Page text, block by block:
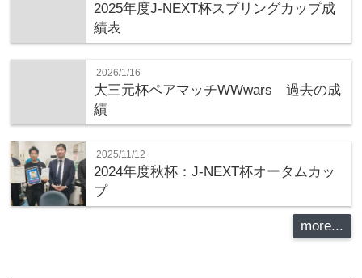
2025年度J-NEXT杯スプリングカップ成
績表
2026/1/16
大三元杯ペアマッチWWwars 過去の成
績
2025/11/12
2024年度秋杯：J-NEXT杯オータムカッ
プ
more...